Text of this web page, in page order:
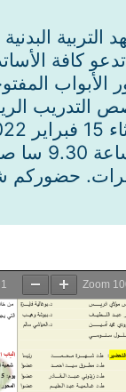
التربية البدنية
كافة
الأبواب
التدريب
وهذا يوم
إبتداءا من
حضوركم
1 Zoom